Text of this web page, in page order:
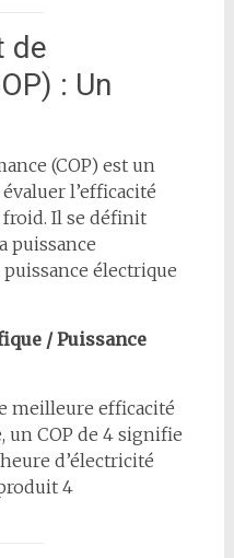
de
: Un
(COP) est un
l’efficacité
Il se définit
puissance
électrique
/ Puissance
meilleure efficacité
un COP de 4 signifie
d’électricité
4